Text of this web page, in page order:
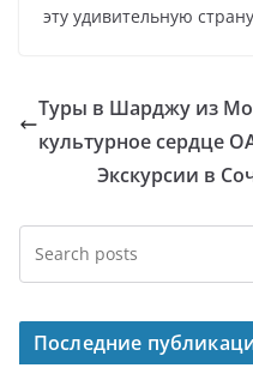
эту удивительную
Туры в Шарджу из
культурное сердце
Экскурсии в
Последние